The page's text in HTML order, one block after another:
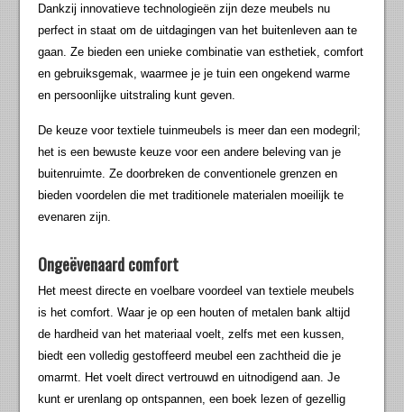
Dankzij innovatieve technologieën zijn deze meubels nu
perfect in staat om de uitdagingen van het buitenleven aan te
gaan. Ze bieden een unieke combinatie van esthetiek, comfort
en gebruiksgemak, waarmee je je tuin een ongekend warme
en persoonlijke uitstraling kunt geven.
De keuze voor textiele tuinmeubels is meer dan een modegril;
het is een bewuste keuze voor een andere beleving van je
buitenruimte. Ze doorbreken de conventionele grenzen en
bieden voordelen die met traditionele materialen moeilijk te
evenaren zijn.
Ongeëvenaard comfort
Het meest directe en voelbare voordeel van textiele meubels
is het comfort. Waar je op een houten of metalen bank altijd
de hardheid van het materiaal voelt, zelfs met een kussen,
biedt een volledig gestoffeerd meubel een zachtheid die je
omarmt. Het voelt direct vertrouwd en uitnodigend aan. Je
kunt er urenlang op ontspannen, een boek lezen of gezellig